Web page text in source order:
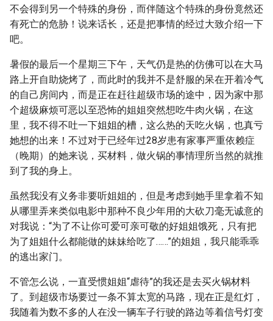
不会得到另一个特殊的身份，而伴随这个特殊的身份竟然还
有死亡的危胁！说来话长，还是把事情的经过大致介绍一下
吧。
暑假的最后一个星期三下午，天气仍是热的仿佛可以在大马
路上开自助烧烤了，而此时的我并不是舒服的呆在开着冷气
的自己房间内，而是正在赶往超级市场的途中，因为家中那
个超级麻烦可恶以至恐怖的姐姐突然想吃牛肉火锅，在这
里，我不得不吐一下姐姐的槽，这么热的天吃火锅，也真亏
她想的出来！不过对于已经年过28岁患有家事严重依赖症
（晚期）的她来说，买材料，做火锅的事情理所当然的就推
到了我的身上。
虽然我没有义务非要听姐姐的，但是考虑到她手里拿着不知
从哪里弄来类似电影中那种不良少年用的大砍刀毫无诚意的
对我说：“为了不让你可爱可亲可敬的好姐姐饿死，只有把
为了姐姐什么都能做的妹妹给吃了……”的姐姐，我只能乖乖
的逃出家门。
不管怎么说，一直受惯姐姐“虐待”的我还是去买火锅材料
了。到超级市场要过一条不算太宽的马路，现在正是红灯，
我随着为数不多的人在没一辆车子行驶的路边等着信号灯变